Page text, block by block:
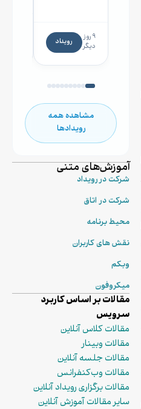
داروسازی
۹ روز
دیگر
رویداد
مشاهده همه
رویدادها
آموزش‌های متنی
شرکت در رویداد
شرکت در اتاق
محیط برنامه
نقش های کاربران
وبکم
میکروفون
مقالات بر اساس کاربرد
سرویس
مقالات کلاس آنلاین
مقالات وبینار
مقالات جلسه آنلاین
مقالات وب‌کنفرانس
مقالات برگزاری رویداد آنلاین
سایر مقالات آموزش آنلاین